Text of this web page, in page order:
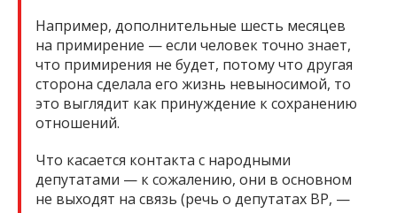
Например, дополнительные шесть месяцев
на примирение — если человек точно знает,
что примирения не будет, потому что другая
сторона сделала его жизнь невыносимой, то
это выглядит как принуждение к сохранению
отношений.
Что касается контакта с народными
депутатами — к сожалению, они в основном
не выходят на связь (речь о депутатах ВР, —